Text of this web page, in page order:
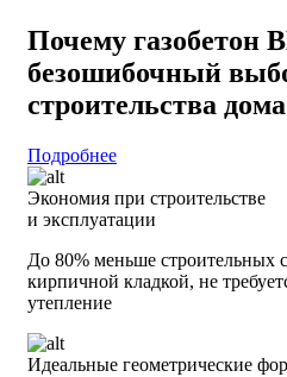
Почему газобетон
безошибочный
строительства дома
Подробнее
Экономия при строительстве
и эксплуатации
До 80% меньше строительных
кирпичной кладкой, не
утепление
Идеальные геометрические